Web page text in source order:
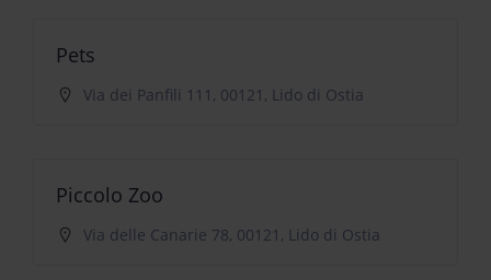
Pets
Via dei Panfili 111, 00121, Lido di Ostia
Piccolo Zoo
Via delle Canarie 78, 00121, Lido di Ostia